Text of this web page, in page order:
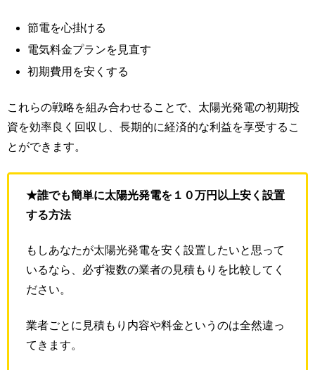
節電を心掛ける
電気料金プランを見直す
初期費用を安くする
これらの戦略を組み合わせることで、太陽光発電の初期投
資を効率良く回収し、長期的に経済的な利益を享受するこ
とができます。
★誰でも簡単に太陽光発電を１０万円以上安く設置
する方法
もしあなたが太陽光発電を安く設置したいと思って
いるなら、必ず複数の業者の見積もりを比較してく
ださい。
業者ごとに見積もり内容や料金というのは全然違っ
てきます。